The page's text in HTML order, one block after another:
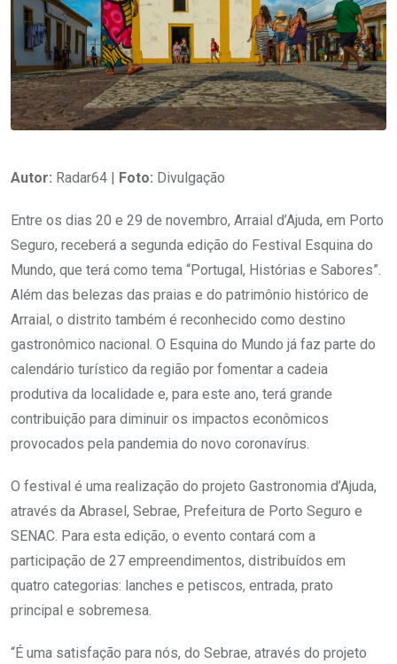
Autor: Radar64 | Foto: Divulgação
Entre os dias 20 e 29 de novembro, Arraial d’Ajuda, em Porto
Seguro, receberá a segunda edição do Festival Esquina do
Mundo, que terá como tema “Portugal, Histórias e Sabores”.
Além das belezas das praias e do patrimônio histórico de
Arraial, o distrito também é reconhecido como destino
gastronômico nacional. O Esquina do Mundo já faz parte do
calendário turístico da região por fomentar a cadeia
produtiva da localidade e, para este ano, terá grande
contribuição para diminuir os impactos econômicos
provocados pela pandemia do novo coronavírus.
O festival é uma realização do projeto Gastronomia d’Ajuda,
através da Abrasel, Sebrae, Prefeitura de Porto Seguro e
SENAC. Para esta edição, o evento contará com a
participação de 27 empreendimentos, distribuídos em
quatro categorias: lanches e petiscos, entrada, prato
principal e sobremesa.
“É uma satisfação para nós, do Sebrae, através do projeto